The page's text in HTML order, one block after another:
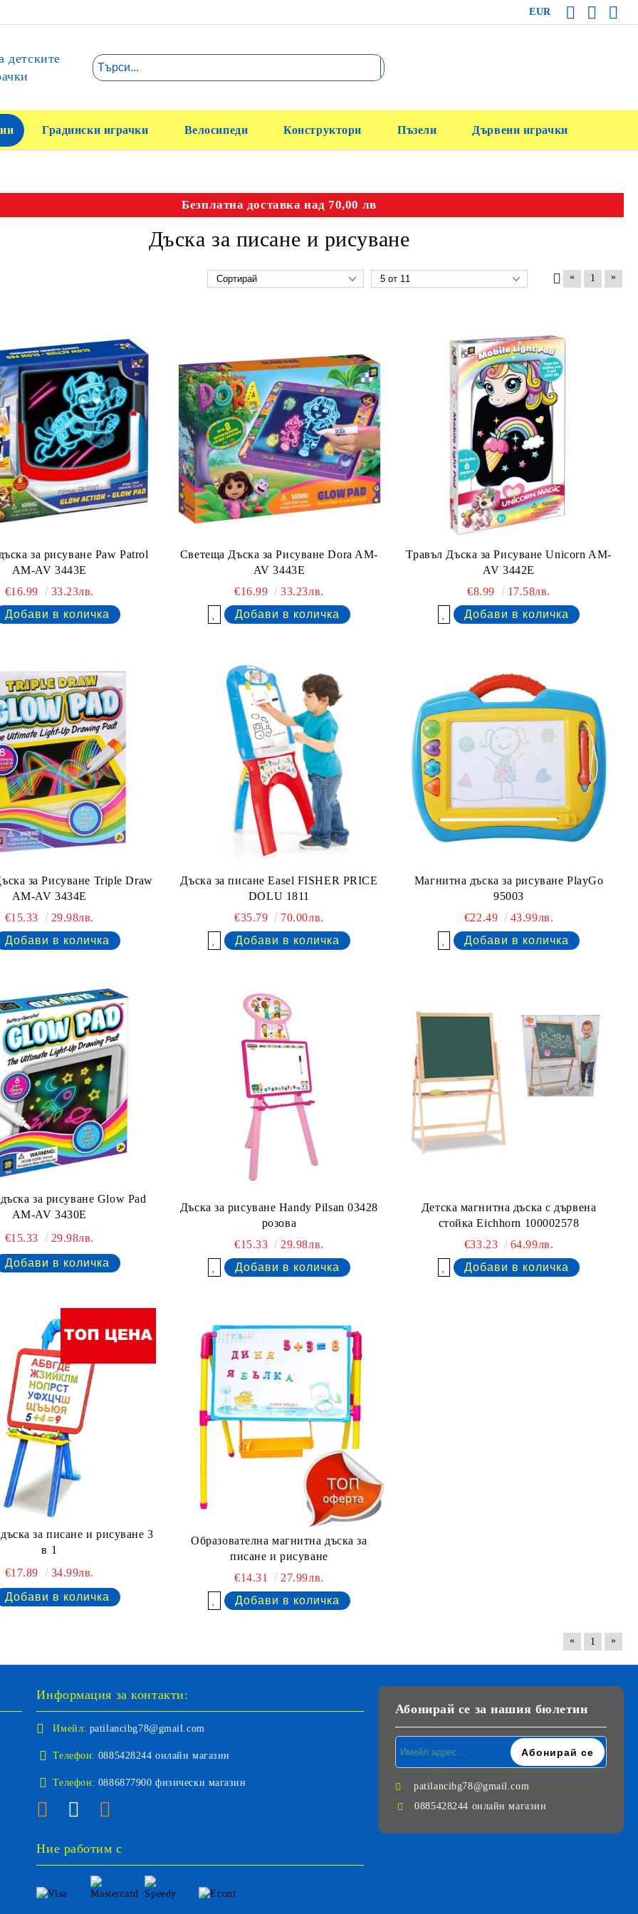
EUR
детските
Градински играчки Велосипеди Конструктори Пъзели Дървени играчки
Безплатна доставка над 70,00 лв
Дъска за писане и рисуване
« 1 »
за рисуване Paw Patrol
AM-AV 3443E
€16.99
33.23лв.
Светеща Дъска за Рисуване Dora AM-
AV 3443E
€16.99
33.23лв.
Травъл Дъска за Рисуване Unicorn AM-
AV 3442E
€8.99
17.58лв.
за Рисуване Triple Draw
AM-AV 3434E
€15.33
29.98лв.
Дъска за писане Easel FISHER PRICE
DOLU 1811
€35.79
70.00лв.
Магнитна дъска за рисуване PlayGo
95003
€22.49
43.99лв.
за рисуване Glow Pad
AM-AV 3430E
€15.33
29.98лв.
Дъска за рисуване Handy Pilsan 03428
розова
€15.33
29.98лв.
Детска магнитна дъска с дървена
стойка Eichhorn 100002578
€33.23
64.99лв.
за писане и рисуване 3
в 1
€17.89
34.99лв.
Образователна магнитна дъска за
писане и рисуване
€14.31
27.99лв.
« 1 »
Информация за контакти:
Имейл: patilancibg78@gmail.com
Телефон: 0885428244 онлайн магазин
Телефон: 0886877900 физически магазин
Ние работим с
Абонирай се за нашия бюлетин
patilancibg78@gmail.com
0885428244 онлайн магазин